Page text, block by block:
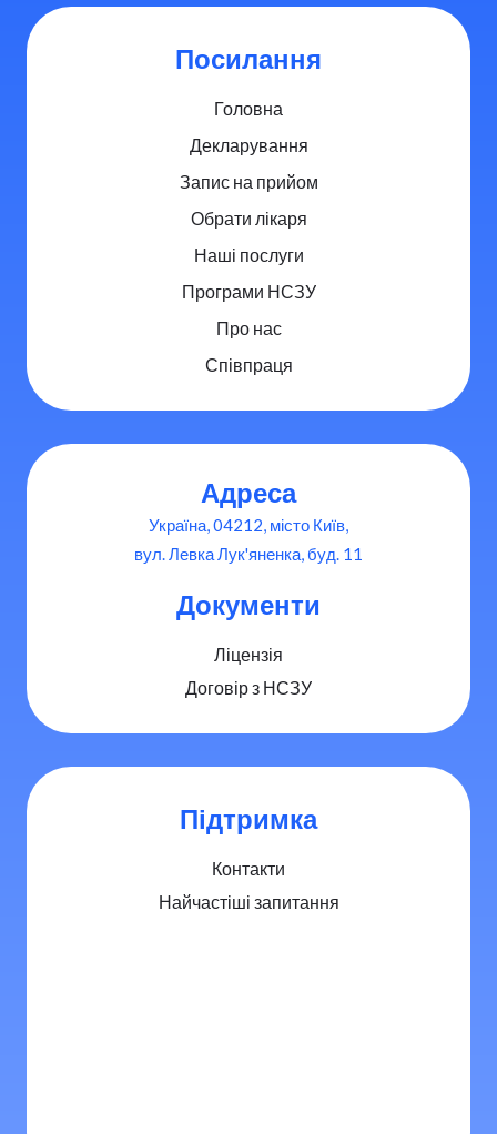
Посилання
Головна
Декларування
Запис на прийом
Обрати лікаря
Наші послуги
Програми НСЗУ
Про нас
Співпраця
Адреса
Україна, 04212, місто Київ,
вул. Левка Лук'яненка, буд. 11
Документи
Ліцензія
Договір з НСЗУ
Підтримка
Контакти
Найчастіші запитання